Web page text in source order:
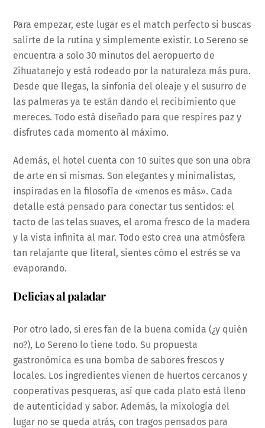
Para empezar, este lugar es el match perfecto si buscas
salirte de la rutina y simplemente existir. Lo Sereno se
encuentra a solo 30 minutos del aeropuerto de
Zihuatanejo y está rodeado por la naturaleza más pura.
Desde que llegas, la sinfonía del oleaje y el susurro de
las palmeras ya te están dando el recibimiento que
mereces. Todo está diseñado para que respires paz y
disfrutes cada momento al máximo.
Además, el hotel cuenta con 10 suites que son una obra
de arte en sí mismas. Son elegantes y minimalistas,
inspiradas en la filosofía de «menos es más». Cada
detalle está pensado para conectar tus sentidos: el
tacto de las telas suaves, el aroma fresco de la madera
y la vista infinita al mar. Todo esto crea una atmósfera
tan relajante que literal, sientes cómo el estrés se va
evaporando.
Delicias al paladar
Por otro lado, si eres fan de la buena comida (¿y quién
no?), Lo Sereno lo tiene todo. Su propuesta
gastronómica es una bomba de sabores frescos y
locales. Los ingredientes vienen de huertos cercanos y
cooperativas pesqueras, así que cada plato está lleno
de autenticidad y sabor. Además, la mixología del
lugar no se queda atrás, con tragos pensados para